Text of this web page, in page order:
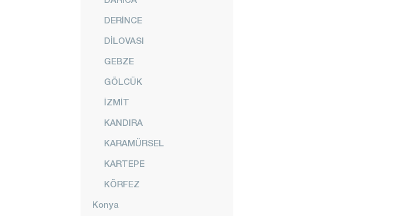
DERİNCE
DİLOVASI
GEBZE
GÖLCÜK
İZMİT
KANDIRA
KARAMÜRSEL
KARTEPE
KÖRFEZ
Konya